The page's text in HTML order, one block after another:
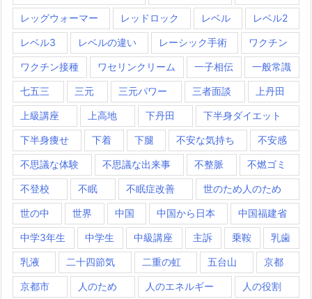
レッグウォーマー レッドロック レベル レベル2
レベル3 レベルの違い レーシック手術 ワクチン
ワクチン接種 ワセリンクリーム 一子相伝 一般常識
七五三 三元 三元パワー 三者面談 上丹田
上級講座 上高地 下丹田 下半身ダイエット
下半身痩せ 下着 下腿 不安な気持ち 不安感
不思議な体験 不思議な出来事 不整脈 不燃ゴミ
不登校 不眠 不眠症改善 世のため人のため
世の中 世界 中国 中国から日本 中国福建省
中学3年生 中学生 中級講座 主訴 乗鞍 乳歯
乳液 二十四節気 二重の虹 五台山 京都
京都市 人のため 人のエネルギー 人の役割